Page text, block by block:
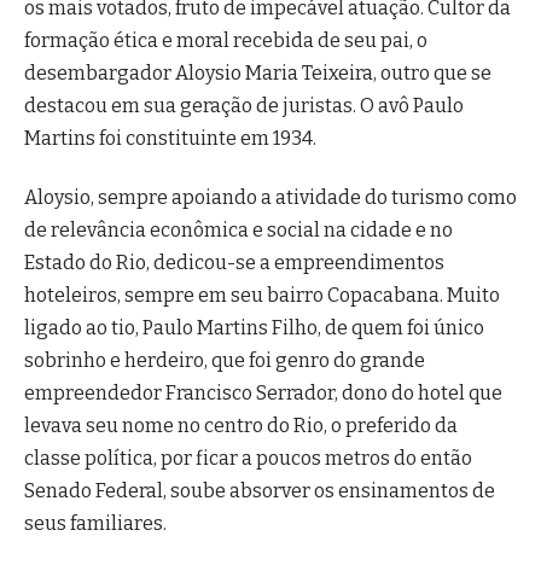
os mais votados, fruto de impecável atuação. Cultor da
formação ética e moral recebida de seu pai, o
desembargador Aloysio Maria Teixeira, outro que se
destacou em sua geração de juristas. O avô Paulo
Martins foi constituinte em 1934.
Aloysio, sempre apoiando a atividade do turismo como
de relevância econômica e social na cidade e no
Estado do Rio, dedicou-se a empreendimentos
hoteleiros, sempre em seu bairro Copacabana. Muito
ligado ao tio, Paulo Martins Filho, de quem foi único
sobrinho e herdeiro, que foi genro do grande
empreendedor Francisco Serrador, dono do hotel que
levava seu nome no centro do Rio, o preferido da
classe política, por ficar a poucos metros do então
Senado Federal, soube absorver os ensinamentos de
seus familiares.